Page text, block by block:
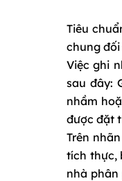
Tiêu
chung
Việc ghi
sau đây:
nhầm
được đặt
Trên
tích thực,
nhà